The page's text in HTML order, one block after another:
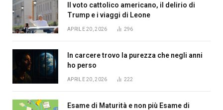
Il voto cattolico americano, il delirio di
Trump e i viaggi di Leone
APRILE 20, 2026 296
In carcere trovo la purezza che negli anni
ho perso
APRILE 20, 2026 222
Esame di Maturità e non più Esame di